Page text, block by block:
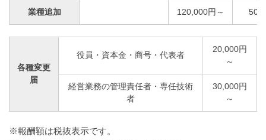
業種追加 120,000円～
各種変更
届
役員・資本金・商号・代表者
20,000円
～
経営業務の管理責任者・専任技術
者
30,000円
～
※報酬額は税抜表示です。